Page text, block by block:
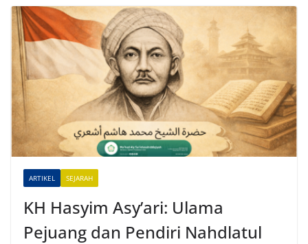
t
v
ARTIKEL SEJARAH
KH Hasyim Asy’ari: Ulama
Pejuang dan Pendiri Nahdlatul